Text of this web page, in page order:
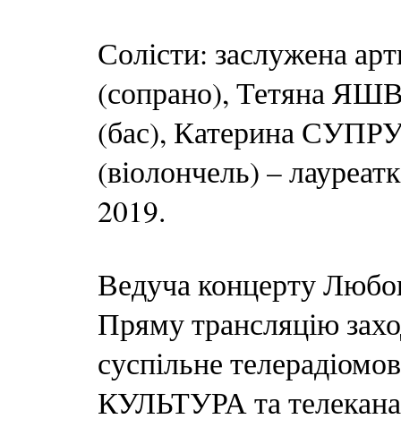
Солісти: заслужена
(сопрано), Тетяна
(бас), Катерина
(віолончель) –
2019.
Ведуча концерту
Пряму трансляцію
суспільне
КУЛЬТУРА та